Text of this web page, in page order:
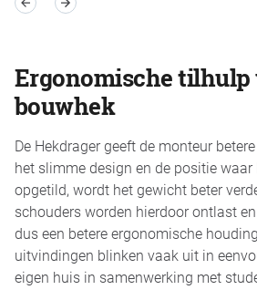
Ergonomische tilhulp
bouwhek
De Hekdrager geeft de monteur
het slimme design en de positie
opgetild, wordt het gewicht beter
schouders worden hierdoor ontlast
dus een betere ergonomische
uitvindingen blinken vaak uit in
eigen huis in samenwerking met